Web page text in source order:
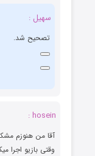
سهیل :
تصحیح شد.
hosein :
آقا من هنوزم
وقتی بازیو اجرا